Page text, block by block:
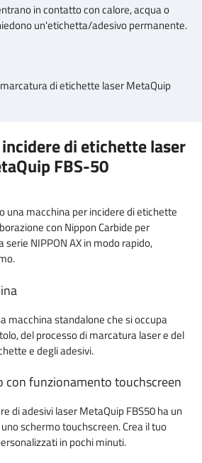
in contatto con calore, acqua o
un'etichetta/adesivo permanente.
di etichette laser
FBS-50
una macchina per incidere di etichette
con Nippon Carbide per
serie NIPPON AX in modo rapido,
macchina standalone che si occupa
del processo di marcatura laser e del
e degli adesivi.
con funzionamento touchscreen
di adesivi laser MetaQuip FBS50 ha un
schermo touchscreen. Crea il tuo
in pochi minuti.